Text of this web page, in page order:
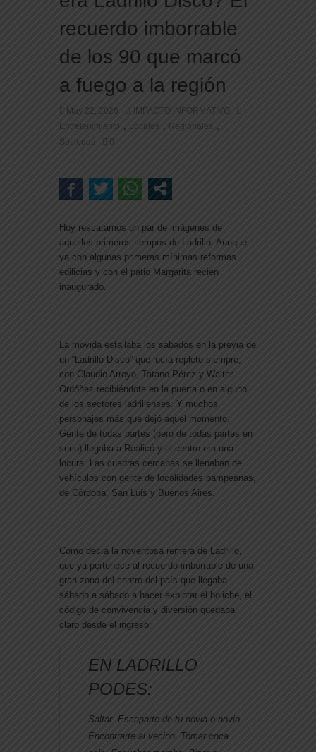
recuerdo imborrable
de los 90 que marcó
a fuego a la región
May 22, 2026
IMPACTO INFORMATIVO
Entretenimiento , Locales , Regionales ,
Sociedad 0
Hoy rescatamos un par de imágenes de
aquellos primeros tiempos de Ladrillo. Aunque
ya con algunas primeras mínimas reformas
edilicias y con el patio Margarita recién
inaugurado.
La movida estallaba los sábados en la previa de
un “Ladrillo Disco” que lucía repleto siempre,
con Claudio Arroyo, Tatano Pérez y Walter
Ordóñez recibiéndote en la puerta o en alguno
de los sectores ladrillenses. Y muchos
personajes más que dejó aquel momento.
Gente de todas partes (pero de todas partes en
serio) llegaba a Realicó y el centro era una
locura. Las cuadras cercanas se llenaban de
vehículos con gente de localidades pampeanas,
de Córdoba, San Luis y Buenos Aires.
Como decía la noventosa remera de Ladrillo,
que ya pertenece al recuerdo imborrable de una
gran zona del centro del país que llegaba
sábado a sábado a hacer explotar el boliche, el
código de convivencia y diversión quedaba
claro desde el ingreso:
EN LADRILLO
PODES:
Saltar. Escaparte de tu novia o novio.
Encontrarte al vecino. Tomar coca